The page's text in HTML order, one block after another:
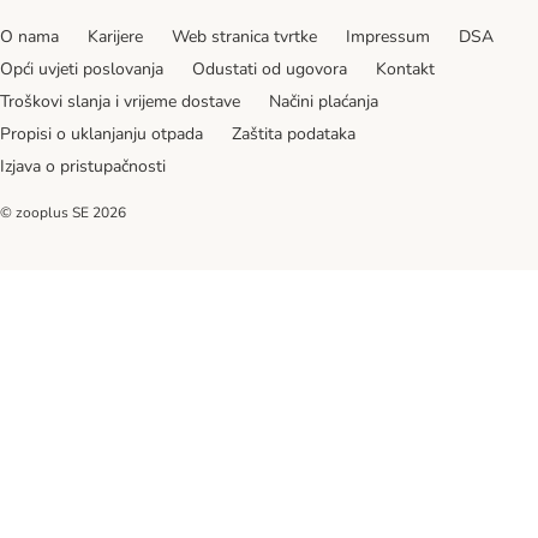
O nama Karijere Web stranica tvrtke Impressum
DSA
Opći uvjeti poslovanja
Odustati od ugovora
Kontakt
Troškovi slanja i vrijeme dostave
Načini plaćanja
Propisi o uklanjanju otpada
Zaštita podataka
Izjava o pristupačnosti
© zooplus SE 2026